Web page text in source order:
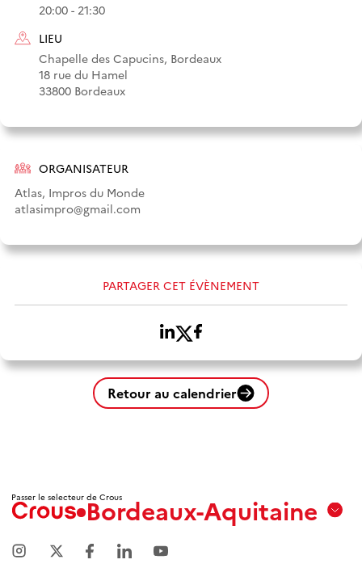
20:00 - 21:30
LIEU
Chapelle des Capucins, Bordeaux
18 rue du Hamel
33800 Bordeaux
ORGANISATEUR
Atlas, Impros du Monde
atlasimpro@gmail.com
PARTAGER CET ÉVÈNEMENT
Retour au calendrier
Passer le selecteur de CrousBordeaux-Aquitaine
Marseille